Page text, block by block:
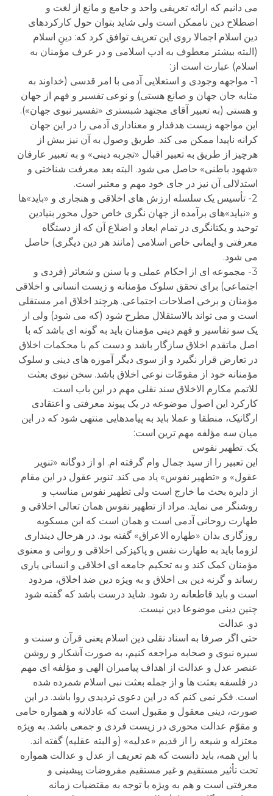
می دانیم که ارائه تعریفی واحد و جامع و مانع از لغت و
اصطلاح دین ناممکن است ولی شاید بتوان حول کارکردهای
دین اسلام اجمالا روی این تعریف توافق کرد که: دینِ اسلام
(البته بیشتر معطوف به ادب اسلامی و در عرف مؤمنان به
اسلام) عبارت است از:
1- مواجهه وجودی و استعلایی آدمی با امر قدسی (خداوند به
مثابه جان جهان و صانع هستی) و نوعی تفسیر و فهم از جهان
و هستی (به تعبیر آقای مجتهد شبستری «تفسیر نبوی جهان»).
این مواجهه زیست هدفدار و معناداری آدمی را در این جهان
کرانه ناپیدا ممکن می کند. طریق وصول به آن نیز بیش از
هرچیز از طریق به تعبیر اقبال «تجربه دینی» و به تعبیر عارفان
«شهود باطنی» حاصل می شود. البته بعد معرفت شناختی و
استدلالی آن نیز در جای خود مهم و معتبر است.
2- تأسیس یک سلسله ارزش های اخلاقی و هنجاری و «باید»ها
و «نباید»های برآمده از جهان نگری خاص حول محور بنیادین
توحید و یکتانگری در تمام ابعاد و اضلاع آن که از دستگاه
معرفتی و ایمانی خاص اسلامی (مانند هر دین دیگری) حاصل
می شود.
3- مجموعه ای از احکام عملی و یا سنن و شعائر (فردی و
اجتماعی) برای تحقق سلوک مؤمنانه و زیست انسانی و اخلاقی
مؤمنان و برخی اصلاحات اجتماعی. هرچند اخلاق امر مستقلی
است و می تواند بالاستقلال مطرح شود (که می شود) ولی از
یک سو تفاسیر و فهم دینی مؤمنان باید به گونه ای باشد که با
اصل ماتقدم اخلاق سازگار باشد و دست کم با محکمات اخلاق
در تعارض قرار نگیرد و از سوی دیگر آموزه های دینی و سلوک
مؤمنانه خود از مقومّات نوعی اخلاق باشد. سخن نبوی بعثت
للاتمم مکارم الاخلاق سند نقلی مهم در این باب است.
کارکرد این اصول موضوعه در یک پیوند معرفتی و اعتقادی
ارگانیک، منطقا و عملا باید به پیامدهایی منتهی شود که در این
میان سه مؤلفه مهم ترین است:
یک. تطهیر نفوس
این تعبیر را از سید جمال وام گرفته ام. او از دوگانه «تنویر
عقول» و «تطهیر نفوس» یاد می کند. تنویر عقول در این مقام
از دایره بحث ما خارج است ولی تطهیر نفوس مناسب و
روشنگر می نماید. مراد از تطهیر نفوس همان تعالی اخلاقی و
طهارت روحانی آدمی است و همان است که ابن مسکویه
روزگاری بدان «طهاره الاعراق» گفته بود. در هرحال دینداری
لزوما باید به طهارت نفس و پاکیزکی اخلاقی و روانی و معنوی
مؤمنان کمک کند و به تحکیم جامعه ای اخلاقی و انسانی یاری
رساند و گرنه دین بی اخلاق و به ویژه دین ضد اخلاق، مردود
است و باید قاطعانه رد شود. شاید درست باشد که گفته شود
چنین دینی موضوعا دین نیست.
دو. عدالت
حتی اگر صرفا به اسناد نقلی دین اسلام یعنی قرآن و سنت و
سیره نبوی و صحابه مراجعه کنیم، به صورت آشکار و روشن
عنصر عدل و عدالت از اهداف پیامبران الهی و مؤلفه ای مهم
در فلسفه بعثت ها و از جمله بعثت نبی اسلام شمرده شده
است. فکر نمی کنم که در این دعوی تردیدی روا باشد. در این
صورت، دینی معقول و مقبول است که عادلانه و همواره حامی
و مقوّم عدالت محوری در زیست فردی و جمعی باشد. به ویژه
معتزله و شیعه را از قدیم «عدلیه» (و البته عقلیه) گفته اند.
با این همه، باید دانست که هم تعریف از عدل و عدالت همواره
تحت تأثیر مستقیم و غیر مستقیم مفروضات پیشینی و
معرفتی است و هم به ویژه با توجه به مقتضیات زمانه